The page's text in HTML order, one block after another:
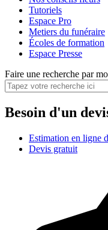
Tutoriels
Espace Pro
Metiers du funéraire
Écoles de formation
Espace Presse
Faire une recherche par
Besoin d'un
Estimation en ligne
Devis gratuit